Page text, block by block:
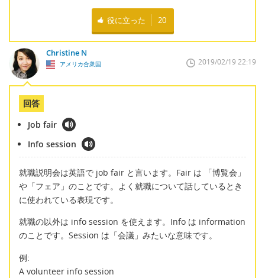
役に立った 20
Christine N
アメリカ合衆国 2019/02/19 22:19
回答
Job fair
Info session
就職説明会は英語で job fair と言います。Fair は 「博覧会」
や「フェア」のことです。よく就職について話しているとき
に使われている表現です。
就職の以外は info session を使えます。Info は information
のことです。Session は「会議」みたいな意味です。
例:
A volunteer info session